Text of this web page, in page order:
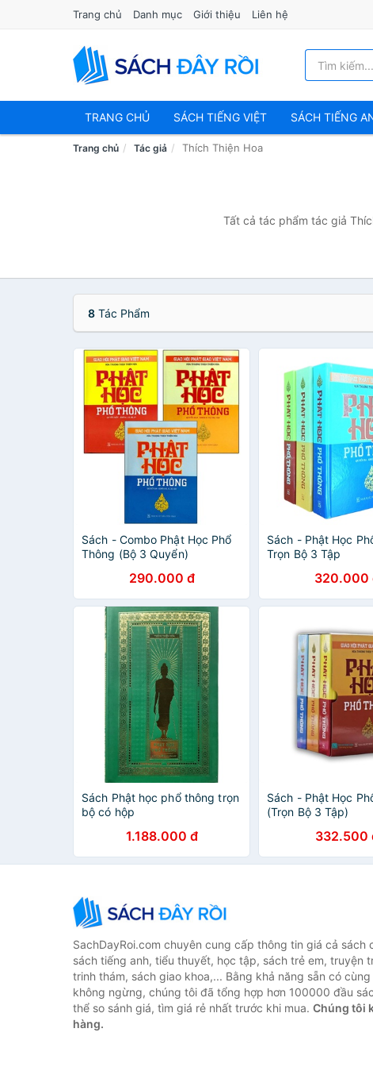
Trang chủ Danh mục Giới thiệu Liên hệ
TRANG CHỦ SÁCH TIẾNG VIỆT SÁCH TIẾNG
Trang chủ Tác giả Thích Thiện Hoa
Tất cả tác phẩm tác giả
8 Tác Phẩm
Sách - Combo Phật Học Phổ
Thông (Bộ 3 Quyển)
290.000 đ
Sách - Phật Học
Trọn Bộ 3 Tập
320.000
Sách Phật học phổ thông trọn
bộ có hộp
1.188.000 đ
Sách - Phật Học
(Trọn Bộ 3 Tập)
332.500
SachDayRoi.com chuyên cung cấp thông tin giá cả sách
sách tiếng anh, tiểu thuyết, học tập, sách trẻ em, truyện
trinh thám, sách giao khoa,... Bằng khả năng sẵn có
không ngừng, chúng tôi đã tổng hợp hơn 100000 đầu
thể so sánh giá, tìm giá rẻ nhất trước khi mua. Chúng tôi
hàng.